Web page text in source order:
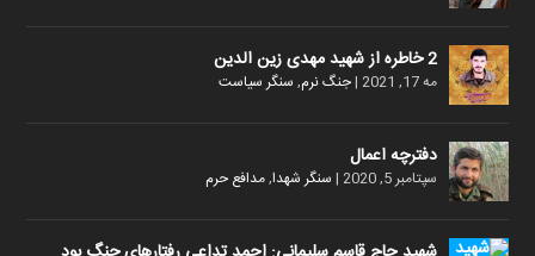
2 خاطره از شهید مهدی زین الدین
مه 17, 2021 |جنگ نرم, سنگر سیاست
دفترچه اعمال
سپتامبر 5, 2020 | سنگر شهدا,مدافع حرم